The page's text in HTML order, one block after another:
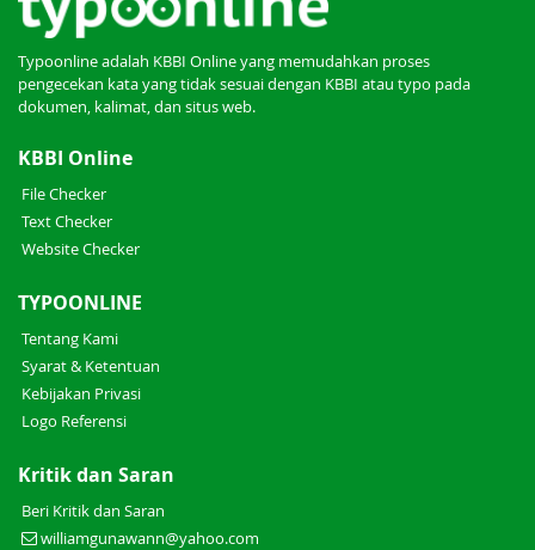
Typoonline adalah KBBI Online yang memudahkan proses
pengecekan kata yang tidak sesuai dengan KBBI atau typo pada
dokumen, kalimat, dan situs web.
KBBI Online
File Checker
Text Checker
Website Checker
TYPOONLINE
Tentang Kami
Syarat & Ketentuan
Kebijakan Privasi
Logo Referensi
Kritik dan Saran
Beri Kritik dan Saran
williamgunawann@yahoo.com